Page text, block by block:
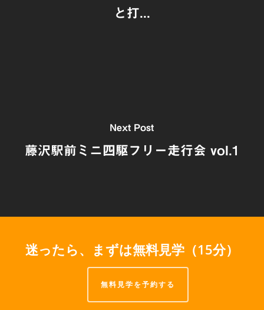
と打...
Next Post
藤沢駅前ミニ四駆フリー走行会 vol.1
迷ったら、まずは無料見学（15分）
無料見学を予約する